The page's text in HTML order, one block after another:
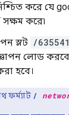
করে যে
সক্ষম করে৷
স্লট /
লোড
হবে।
ফর্ম্যাট /